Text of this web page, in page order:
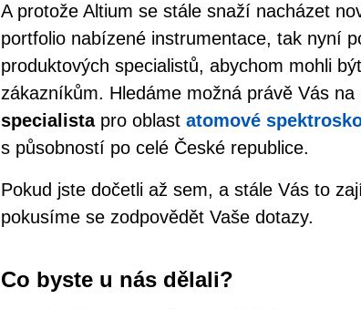
A protože Altium se stále snaží nacházet
portfolio nabízené instrumentace, tak nyní
produktových specialistů, abychom mohli
zákazníkům. Hledáme možná právě Vás na
specialista pro oblast atomové
s působností po celé České republice.
Pokud jste dočetli až sem, a stále Vás to
pokusíme se zodpovědět Vaše dotazy.
Co byste u nás dělali?